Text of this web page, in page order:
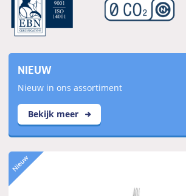
NIEUW
Nieuw in ons assortiment
Bekijk meer